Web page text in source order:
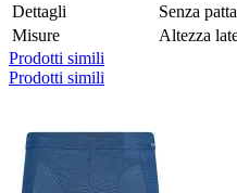
Dettagli
Senza
Misure
Altezza
Prodotti simili
Prodotti simili